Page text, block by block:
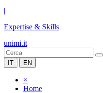
|
Expertise & Skills
unimi.it
IT EN
×
Home